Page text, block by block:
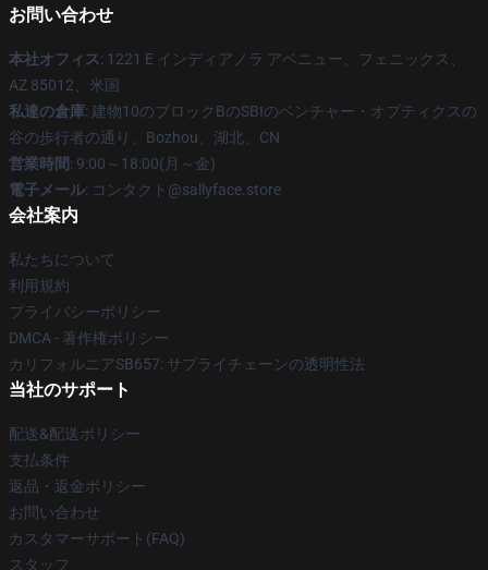
お問い合わせ
本社オフィス: 1221 E インディアノラ アベニュー、フェニックス、
AZ 85012、米国
私達の倉庫: 建物10のブロックBのSBIのベンチャー・オプティクスの
谷の歩行者の通り、Bozhou、湖北、CN
営業時間: 9:00～18:00(月～金)
電子メール: コンタクト@sallyface.store
会社案内
私たちについて
利用規約
プライバシーポリシー
DMCA - 著作権ポリシー
カリフォルニアSB657: サプライチェーンの透明性法
当社のサポート
配送&配送ポリシー
支払条件
返品・返金ポリシー
お問い合わせ
カスタマーサポート(FAQ)
スタッフ